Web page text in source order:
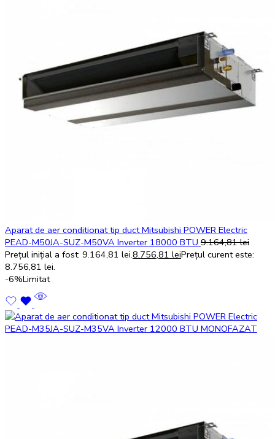
Aparat de aer conditionat tip duct Mitsubishi POWER Electric
PEAD-M50JA-SUZ-M50VA Inverter 18000 BTU 9.164,81lei
Prețul inițial a fost: 9.164,81 lei.8.756,81 leiPrețul curent este:
8.756,81 lei.
-6%Limitat